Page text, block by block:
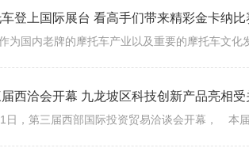
车登上国际展台 看高手们带来精彩金卡纳比
西洽会开幕 九龙坡区科技创新产品亮相受